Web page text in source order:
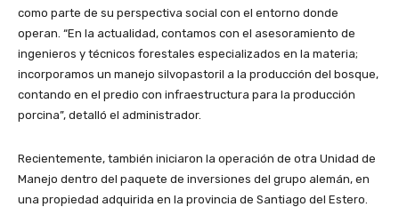
como parte de su perspectiva social con el entorno donde
operan. “En la actualidad, contamos con el asesoramiento de
ingenieros y técnicos forestales especializados en la materia;
incorporamos un manejo silvopastoril a la producción del bosque,
contando en el predio con infraestructura para la producción
porcina”, detalló el administrador.
Recientemente, también iniciaron la operación de otra Unidad de
Manejo dentro del paquete de inversiones del grupo alemán, en
una propiedad adquirida en la provincia de Santiago del Estero.